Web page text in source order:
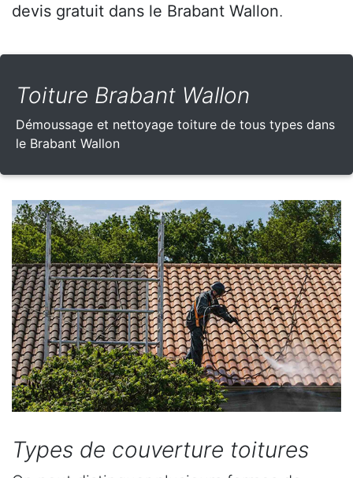
devis gratuit dans le Brabant Wallon.
Toiture Brabant Wallon
Démoussage et nettoyage toiture de tous types dans
le Brabant Wallon
Types de couverture toitures